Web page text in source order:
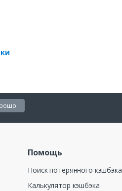
Помощь
Поиск потерянного кэшбэка
Калькулятор кэшбэка